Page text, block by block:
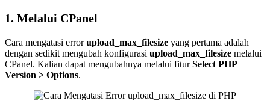
1. Melalui CPanel
Cara mengatasi errorupload_max_filesize yang pertama adalah
dengan sedikit mengubah konfigurasi upload_max_filesize melalui
CPanel. Kalian dapat mengubahnya melalui fiturSelect PHP
Version > Options.